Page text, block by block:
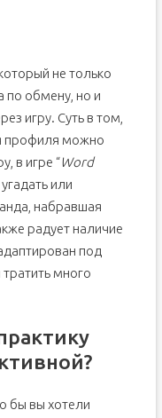
не только
по обмену, но и
игру. Суть в том,
профиля можно
в игре “Word
или
набравшая
радует наличие
под
много
бы вы хотели